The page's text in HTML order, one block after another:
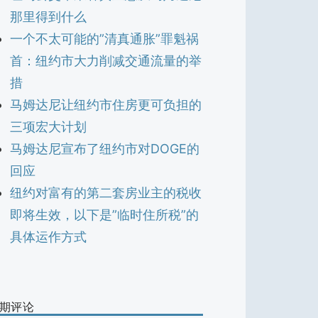
那里得到什么
一个不太可能的”清真通胀”罪魁祸
首：纽约市大力削减交通流量的举
措
马姆达尼让纽约市住房更可负担的
三项宏大计划
马姆达尼宣布了纽约市对DOGE的
回应
纽约对富有的第二套房业主的税收
即将生效，以下是”临时住所税”的
具体运作方式
评论